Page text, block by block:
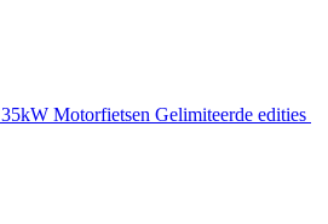
35kW Motorfietsen Gelimiteerde edities